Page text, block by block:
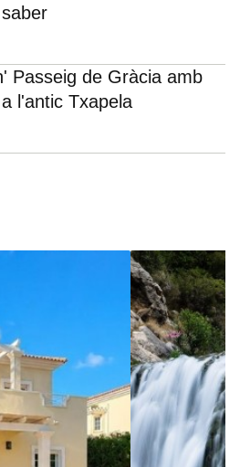
Passeig de Gràcia amb
l'antic Txapela